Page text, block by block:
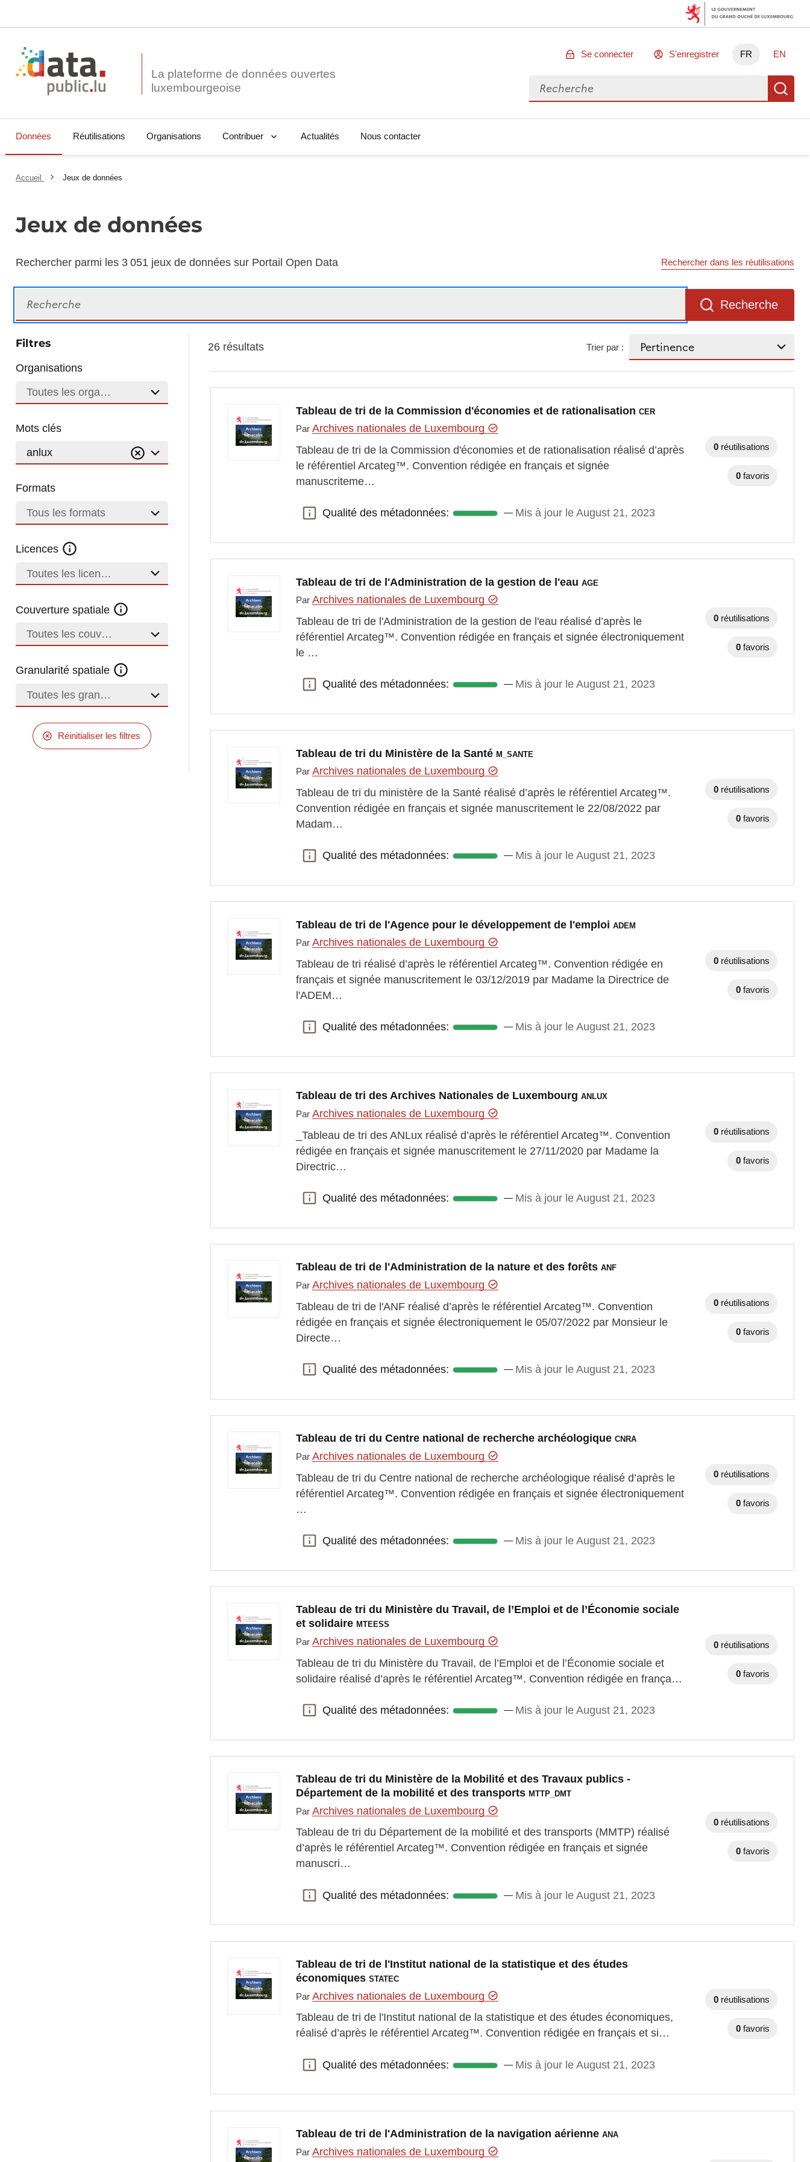
La plateforme de données ouvertes
Se connecter S'enregistrer FR EN
Rechercher des données
Données Réutilisations Organisations Contribuer Actualités Nous contacter
Accueil Jeux de données
Jeux de données
Rechercher parmi les 3 051 jeux de données sur Portail Open Data Rechercher dans les réutilisations
Recherche
Filtres
Organisations
Toutes les organisations
Mots clés
anlux
Formats
Tous les formats
Licences
Toutes les licences
Couverture spatiale
Toutes les couvertures
Granularité spatiale
Toutes les granularités
Réinitialiser les filtres
26 résultats Trier par :
Tableau de tri de la Commission d'économies et de rationalisationCER
ParArchives nationales de Luxembourg
Tableau de tri de la Commission d'économies et de rationalisation réalisé d’après
le référentiel Arcateg™. Convention rédigée en français et signée
manuscriteme…
Qualité des métadonnées:
Qualité des métadonnées: Mis à jour le August 21, 2023
0 réutilisations
0 favoris
Tableau de tri de l'Administration de la gestion de l'eauAGE
ParArchives nationales de Luxembourg
Tableau de tri de l'Administration de la gestion de l'eau réalisé d’après le
référentiel Arcateg™. Convention rédigée en français et signée électroniquement
le …
Qualité des métadonnées:
Qualité des métadonnées: Mis à jour le August 21, 2023
0 réutilisations
0 favoris
Tableau de tri du Ministère de la SantéM_SANTE
ParArchives nationales de Luxembourg
Tableau de tri du ministère de la Santé réalisé d’après le référentiel Arcateg™.
Convention rédigée en français et signée manuscritement le 22/08/2022 par
Madam…
Qualité des métadonnées:
Qualité des métadonnées: Mis à jour le August 21, 2023
0 réutilisations
0 favoris
Tableau de tri de l'Agence pour le développement de l'emploiADEM
ParArchives nationales de Luxembourg
Tableau de tri réalisé d’après le référentiel Arcateg™. Convention rédigée en
français et signée manuscritement le 03/12/2019 par Madame la Directrice de
l'ADEM…
Qualité des métadonnées:
Qualité des métadonnées: Mis à jour le August 21, 2023
0 réutilisations
0 favoris
Tableau de tri des Archives Nationales de LuxembourgANLUX
ParArchives nationales de Luxembourg
_Tableau de tri des ANLux réalisé d’après le référentiel Arcateg™. Convention
rédigée en français et signée manuscritement le 27/11/2020 par Madame la
Directric…
Qualité des métadonnées:
Qualité des métadonnées: Mis à jour le August 21, 2023
0 réutilisations
0 favoris
Tableau de tri de l'Administration de la nature et des forêtsANF
ParArchives nationales de Luxembourg
Tableau de tri de l'ANF réalisé d’après le référentiel Arcateg™. Convention
rédigée en français et signée électroniquement le 05/07/2022 par Monsieur le
Directe…
Qualité des métadonnées:
Qualité des métadonnées: Mis à jour le August 21, 2023
0 réutilisations
0 favoris
Tableau de tri du Centre national de recherche archéologiqueCNRA
ParArchives nationales de Luxembourg
Tableau de tri du Centre national de recherche archéologique réalisé d’après le
référentiel Arcateg™. Convention rédigée en français et signée électroniquement
…
Qualité des métadonnées:
Qualité des métadonnées: Mis à jour le August 21, 2023
0 réutilisations
0 favoris
Tableau de tri du Ministère du Travail, de l’Emploi et de l’Économie sociale
et solidaireMTEESS
ParArchives nationales de Luxembourg
Tableau de tri du Ministère du Travail, de l’Emploi et de l’Économie sociale et
solidaire réalisé d’après le référentiel Arcateg™. Convention rédigée en frança…
Qualité des métadonnées:
Qualité des métadonnées: Mis à jour le August 21, 2023
0 réutilisations
0 favoris
Tableau de tri du Ministère de la Mobilité et des Travaux publics -
Département de la mobilité et des transportsMTTP_DMT
ParArchives nationales de Luxembourg
Tableau de tri du Département de la mobilité et des transports (MMTP) réalisé
d’après le référentiel Arcateg™. Convention rédigée en français et signée
manuscri…
Qualité des métadonnées:
Qualité des métadonnées: Mis à jour le August 21, 2023
0 réutilisations
0 favoris
Tableau de tri de l'Institut national de la statistique et des études
économiquesSTATEC
ParArchives nationales de Luxembourg
Tableau de tri de l'Institut national de la statistique et des études économiques,
réalisé d’après le référentiel Arcateg™. Convention rédigée en français et si…
Qualité des métadonnées:
Qualité des métadonnées: Mis à jour le August 21, 2023
0 réutilisations
0 favoris
Tableau de tri de l'Administration de la navigation aérienneANA
ParArchives nationales de Luxembourg